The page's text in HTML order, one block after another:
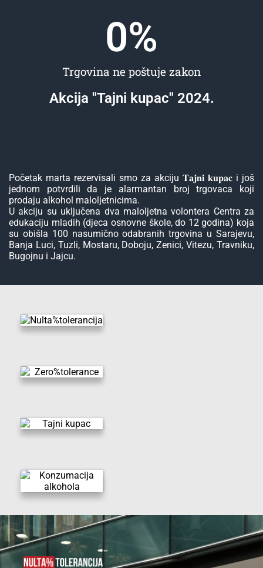
Trgovina ne poštuje zakon
0%
Akcija "Tajni kupac" 2024.
Početak marta rezervisali smo za akciju 𝐓𝐚𝐣𝐧𝐢 𝐤𝐮𝐩𝐚𝐜 i još
jednom potvrdili da je alarmantan broj trgovaca koji
prodaju alkohol maloljetnicima.
U akciju su uključena dva maloljetna volontera Centra za
edukaciju mladih (djeca osnovne škole, do 12 godina) koja
su obišla 100 nasumično odabranih trgovina u Sarajevu,
Banja Luci, Tuzli, Mostaru, Doboju, Zenici, Vitezu, Travniku,
Bugojnu i Jajcu.